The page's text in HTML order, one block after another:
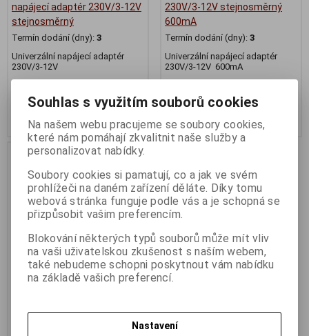
napájecí adaptér 230V/3-12V
stejnosměrný
Termín dodání (dny): 3
Univerzální napájecí adaptér
230V/3-12V
324 Kč (bez DPH:)
Koupit
230V/3-12V stejnosměrný
600mA
Termín dodání (dny): 3
Univerzální napájecí adaptér
230V/3-12V 600mA
250 Kč (bez DPH:)
Koupit
adaptér 230V / 5V / 1.2 A
Souhlas s využitím souborů cookies
Na našem webu pracujeme se soubory cookies,
které nám pomáhají zkvalitnit naše služby a
personalizovat nabídky.
Soubory cookies si pamatují, co a jak ve svém
prohlížeči na daném zařízení děláte. Díky tomu
webová stránka funguje podle vás a je schopná se
přizpůsobit vašim preferencím.
Blokování některých typů souborů může mít vliv
na vaši uživatelskou zkušenost s naším webem,
také nebudeme schopni poskytnout vám nabídku
na základě vašich preferencí.
Nastavení